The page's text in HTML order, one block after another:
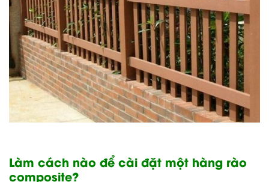
Làm cách nào để cài đặt một hàng rào
composite?